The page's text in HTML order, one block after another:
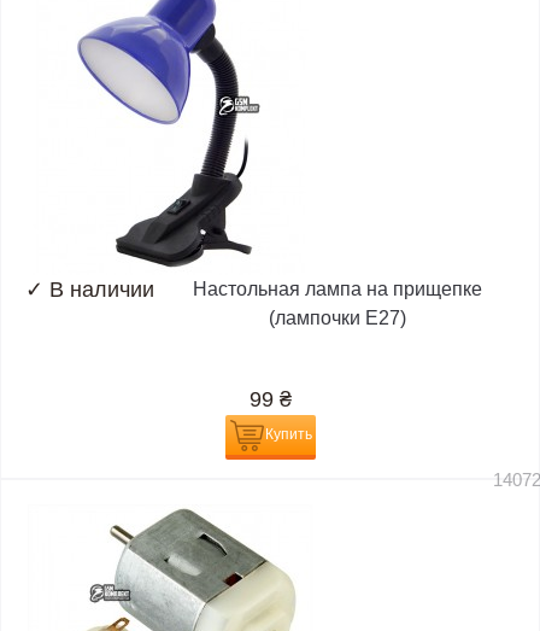
✓ В наличии
Настольная лампа на прищепке
(лампочки E27)
99 ₴
Купить